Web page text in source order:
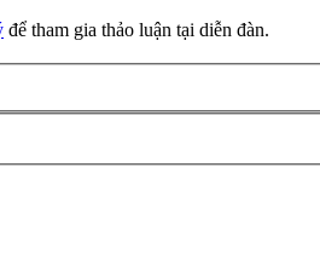
để tham gia thảo luận tại diễn đàn.